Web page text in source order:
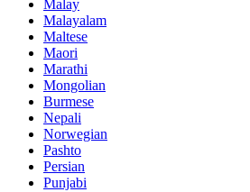
Malay
Malayalam
Maltese
Maori
Marathi
Mongolian
Burmese
Nepali
Norwegian
Pashto
Persian
Punjabi